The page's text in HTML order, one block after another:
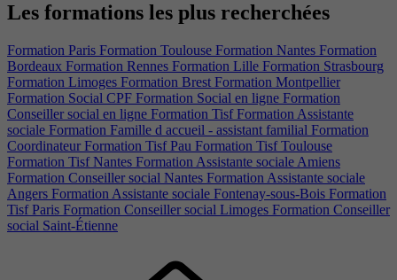
Les formations les plus recherchées
Formation Paris Formation Toulouse Formation Nantes Formation
Bordeaux Formation Rennes Formation Lille Formation Strasbourg
Formation Limoges Formation Brest Formation Montpellier
Formation Social CPF Formation Social en ligne Formation
Conseiller social en ligne Formation TisfFormation Assistante
sociale Formation Famille d accueil - assistant familial Formation
Coordinateur Formation Tisf Pau Formation Tisf Toulouse
Formation Tisf Nantes Formation Assistante sociale Amiens
Formation Conseiller social Nantes Formation Assistante sociale
Angers Formation Assistante sociale Fontenay-sous-Bois Formation
Tisf Paris Formation Conseiller social Limoges Formation Conseiller
social Saint-Étienne